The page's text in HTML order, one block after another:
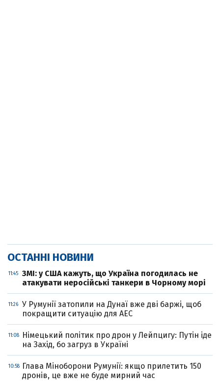
ОСТАННІ НОВИНИ
11:45
ЗМІ: у США кажуть, що Україна погодилась не
атакувати неросійські танкери в Чорному морі
11:26
У Румунії затопили на Дунаї вже дві баржі, щоб
покращити ситуацію для АЕС
11:08
Німецький політик про дрон у Лейпцигу: Путін іде
на Захід, бо загруз в Україні
10:58
Глава Міноборони Румунії: якщо прилетить 150
дронів, це вже не буде мирний час